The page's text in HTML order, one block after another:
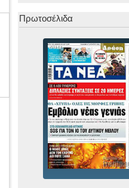
Πρωτοσέλιδα